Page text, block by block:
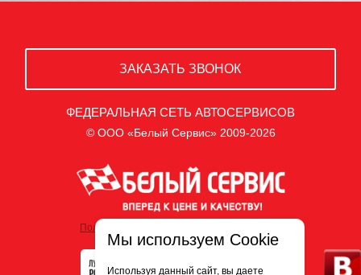
ЗАКАЗАТЬ ЗВОНОК
ФЕДЕРАЛЬНАЯ СЕТЬ АВТОСЕРВИСОВ
© ООО «Белый Сервис» 2009-2026
Политика обработки персональных данных
Мы используем Cookie
Используя данный сайт, вы даете